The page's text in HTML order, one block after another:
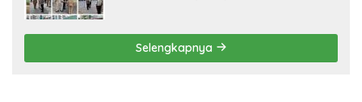
Bhabinkamtibmas Polda Metro Jaya*
Selengkapnya